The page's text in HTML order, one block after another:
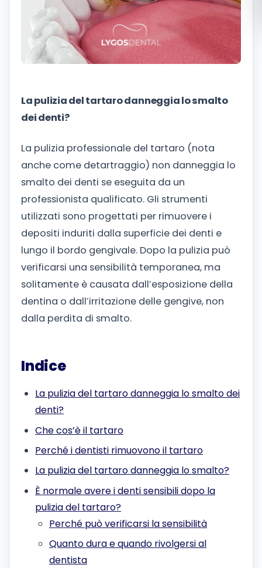
La pulizia del tartaro danneggia lo smalto
dei denti?
La pulizia professionale del tartaro (nota
anche come detartraggio) non danneggia lo
smalto dei denti se eseguita da un
professionista qualificato. Gli strumenti
utilizzati sono progettati per rimuovere i
depositi induriti dalla superficie dei denti e
lungo il bordo gengivale. Dopo la pulizia può
verificarsi una sensibilità temporanea, ma
solitamente è causata dall’esposizione della
dentina o dall’irritazione delle gengive, non
dalla perdita di smalto.
Indice
La pulizia del tartaro danneggia lo smalto dei
denti?
Che cos’è il tartaro
Perché i dentisti rimuovono il tartaro
La pulizia del tartaro danneggia lo smalto?
È normale avere i denti sensibili dopo la
pulizia del tartaro?
Perché può verificarsi la sensibilità
Quanto dura e quando rivolgersi al
dentista